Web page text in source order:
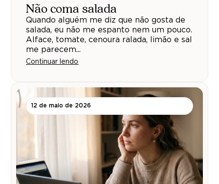
Não coma salada
Quando alguém me diz que não gosta de
salada, eu não me espanto nem um pouco.
Alface, tomate, cenoura ralada, limão e sal
me parecem...
Continuar lendo
12 de maio de 2026